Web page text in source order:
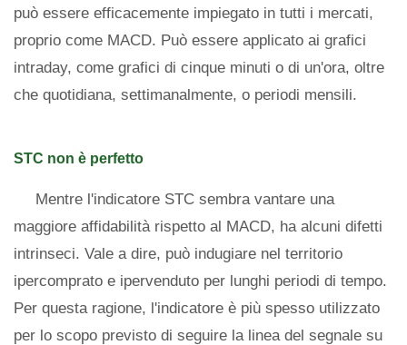
può essere efficacemente impiegato in tutti i mercati,
proprio come MACD. Può essere applicato ai grafici
intraday, come grafici di cinque minuti o di un'ora, oltre
che quotidiana, settimanalmente, o periodi mensili.
STC non è perfetto
Mentre l'indicatore STC sembra vantare una
maggiore affidabilità rispetto al MACD, ha alcuni difetti
intrinseci. Vale a dire, può indugiare nel territorio
ipercomprato e ipervenduto per lunghi periodi di tempo.
Per questa ragione, l'indicatore è più spesso utilizzato
per lo scopo previsto di seguire la linea del segnale su